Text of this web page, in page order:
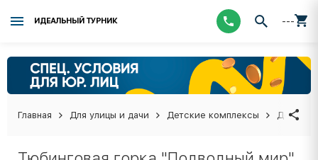
ИДЕАЛЬНЫЙ ТУРНИК ---
Главная Для улицы и дачи Детские комплексы